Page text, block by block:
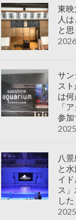
東映
人
と
サン
ス
は
「
参加
八
と
イ
ス
した